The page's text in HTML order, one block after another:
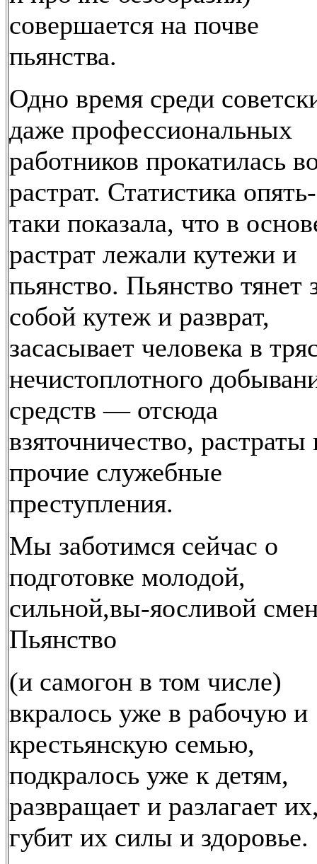
совершается на почве
пьянства.
Одно время среди
даже профессиональных
работников прокатилась
растрат. Статистика опять-
таки показала, что в
растрат лежали кутежи и
пьянство. Пьянство тянет
собой кутеж и разврат,
засасывает человека в
нечистоплотного
средств — отсюда
взяточничество, растраты
прочие служебные
преступления.
Мы заботимся сейчас о
подготовке молодой,
сильной,вы-яосливой
Пьянство
(и самогон в том числе)
вкралось уже в рабочую и
крестьянскую семью,
подкралось уже к детям,
развращает и разлагает
губит их силы и здоровье.